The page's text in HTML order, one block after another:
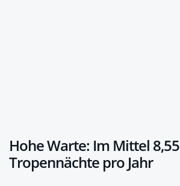
Hohe Warte: Im Mittel 8,55
Tropennächte pro Jahr